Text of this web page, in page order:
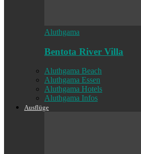
Aluthgama
Bentota River Villa
Aluthgama Beach
Aluthgama Essen
Aluthgama Hotels
Aluthgama Infos
Ausflüge